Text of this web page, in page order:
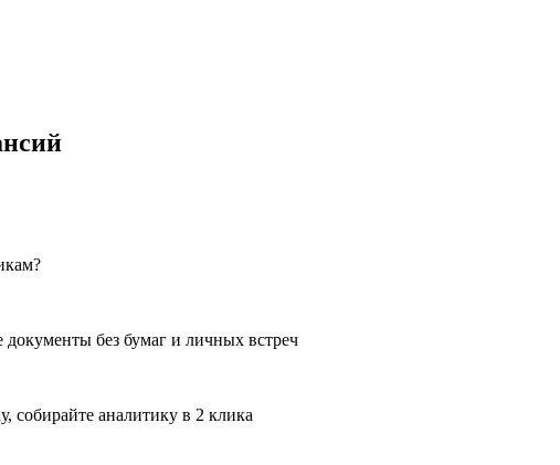
без бумаг и личных встреч
собирайте аналитику в 2 клика